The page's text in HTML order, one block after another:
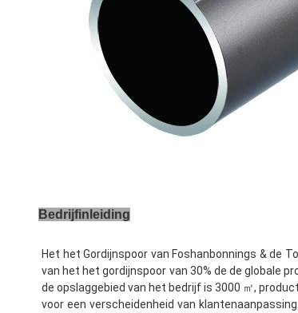
Bedrijfinleiding
Het het Gordijnspoor van Foshanbonnings & de
van het het gordijnspoor van 30% de de globale
de opslaggebied van het bedrijf is 3000 ㎡,
voor een verscheidenheid van